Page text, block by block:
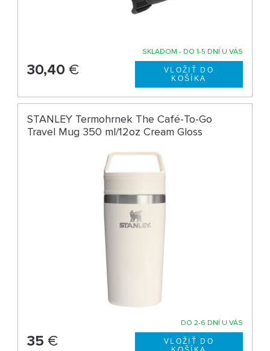
SKLADOM - DO 1-5 DNÍ U VÁS
30,40 €
STANLEY Termohrnek The Café-To-Go
Travel Mug 350 ml/12oz Cream Gloss
DO 2-6 DNÍ U VÁS
35 €